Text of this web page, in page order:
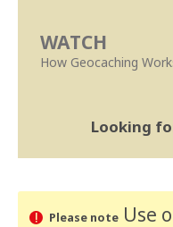
WATCH
How Geocaching
Looking
Please noteUse